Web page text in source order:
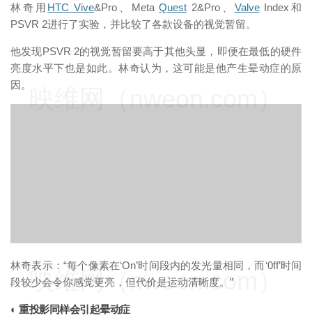
林奇用 HTC Vive&Pro、MetaQuest 2&Pro、 ValveIndex和
PSVR 2进行了实验，并比较了各款设备的视觉暂留。
他发现PSVR 2的视觉暂留要高于其他头显，即便在最低的硬件
亮度水平下也是如此。林奇认为，这可能是他产生晕动症的原
因。
林奇表示：“每个像素在‘On’时间段内的发光量相同，而‘0ff’时间
段较少会令你感觉更亮，但代价是运动清晰度。”
◐ 重投影同样会引起晕动症
映维网（nweon.com）
映维网（nweon.com）